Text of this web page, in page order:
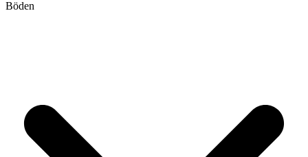
Böden